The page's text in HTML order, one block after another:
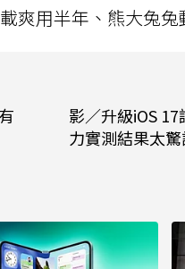
爽用半年、熊大兔兔
影／升級iOS
力實測結果太